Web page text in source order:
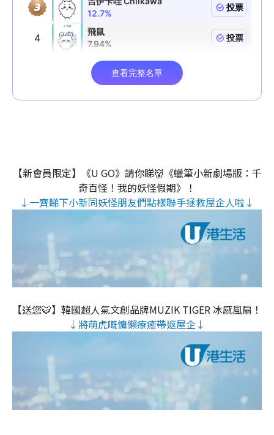
【新會員限定】《U GO》請你睇👹《蠟筆小新劇場版：千
奇百怪！我的妖怪假期》！
↓一齊睇下小新同妖怪朋友們點樣聯手拯救屋企人啦↓
【送您🐯】韓國超人氣文創品牌MUZIK TIGER 冰感風扇！
↓將萌虎嘅慵懶療癒帶返屋企↓